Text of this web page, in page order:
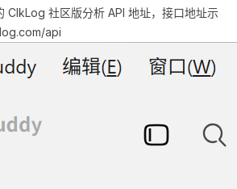
ClkLog 社区版分析 API 地址，接口地址示
api